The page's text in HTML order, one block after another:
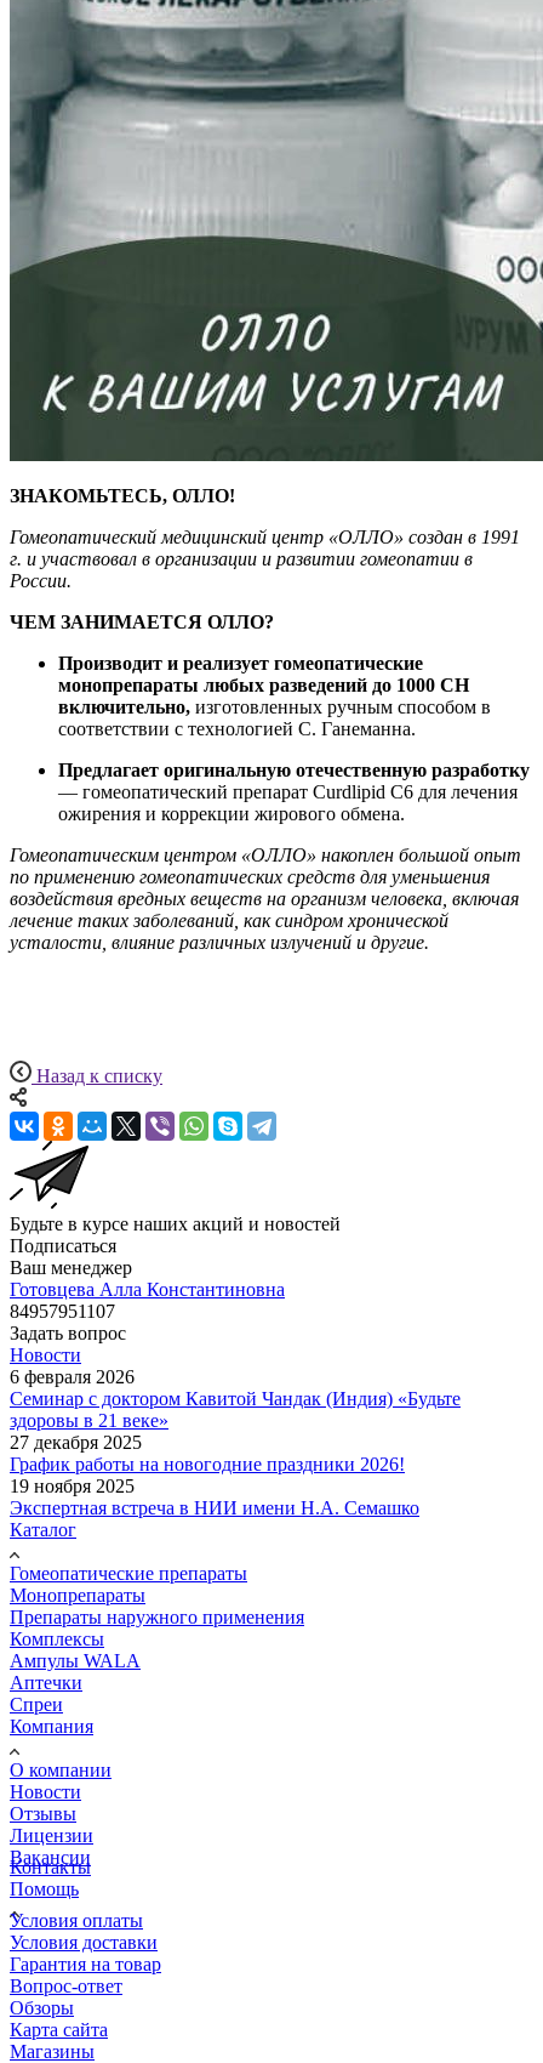
ЗНАКОМЬТЕСЬ, ОЛЛО!
Гомеопатический медицинский центр «ОЛЛО» создан в 1991
г. и участвовал в организации и развитии гомеопатии в
России.
ЧЕМ ЗАНИМАЕТСЯ ОЛЛО?
Производит и реализует гомеопатические
монопрепараты любых разведений до 1000 СН
включительно, изготовленных ручным способом в
соответствии с технологией С. Ганеманна.
Предлагает оригинальную отечественную разработку
— гомеопатический препарат Curdlipid C6 для лечения
ожирения и коррекции жирового обмена.
Гомеопатическим центром «ОЛЛО» накоплен большой опыт
по применению гомеопатических средств для уменьшения
воздействия вредных веществ на организм человека, включая
лечение таких заболеваний, как синдром хронической
усталости, влияние различных излучений и другие.
Назад к списку
Будьте в курсе наших акций и новостей
Подписаться
Ваш менеджер
Готовцева Алла Константиновна
84957951107
Задать вопрос
Новости
6 февраля 2026
Семинар с доктором Кавитой Чандак (Индия) «Будьте
здоровы в 21 веке»
27 декабря 2025
График работы на новогодние праздники 2026!
19 ноября 2025
Экспертная встреча в НИИ имени Н.А. Семашко
Каталог
Гомеопатические препараты
Монопрепараты
Препараты наружного применения
Комплексы
Ампулы WALA
Аптечки
Спреи
Компания
О компании
Новости
Отзывы
Лицензии
Вакансии
Контакты
Помощь
Условия оплаты
Условия доставки
Гарантия на товар
Вопрос-ответ
Обзоры
Карта сайта
Магазины